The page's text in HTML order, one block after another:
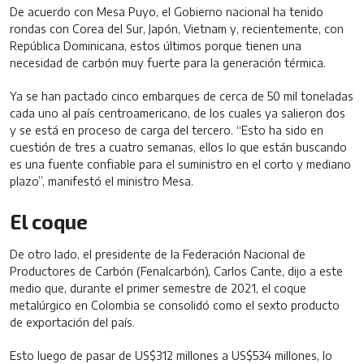
De acuerdo con Mesa Puyo, el Gobierno nacional ha tenido
rondas con Corea del Sur, Japón, Vietnam y, recientemente, con
República Dominicana, estos últimos porque tienen una
necesidad de carbón muy fuerte para la generación térmica.
Ya se han pactado cinco embarques de cerca de 50 mil toneladas
cada uno al país centroamericano, de los cuales ya salieron dos
y se está en proceso de carga del tercero. “Esto ha sido en
cuestión de tres a cuatro semanas, ellos lo que están buscando
es una fuente confiable para el suministro en el corto y mediano
plazo”, manifestó el ministro Mesa.
El coque
De otro lado, el presidente de la Federación Nacional de
Productores de Carbón (Fenalcarbón), Carlos Cante, dijo a este
medio que, durante el primer semestre de 2021, el coque
metalúrgico en Colombia se consolidó como el sexto producto
de exportación del país.
Esto luego de pasar de US$312 millones a US$534 millones, lo